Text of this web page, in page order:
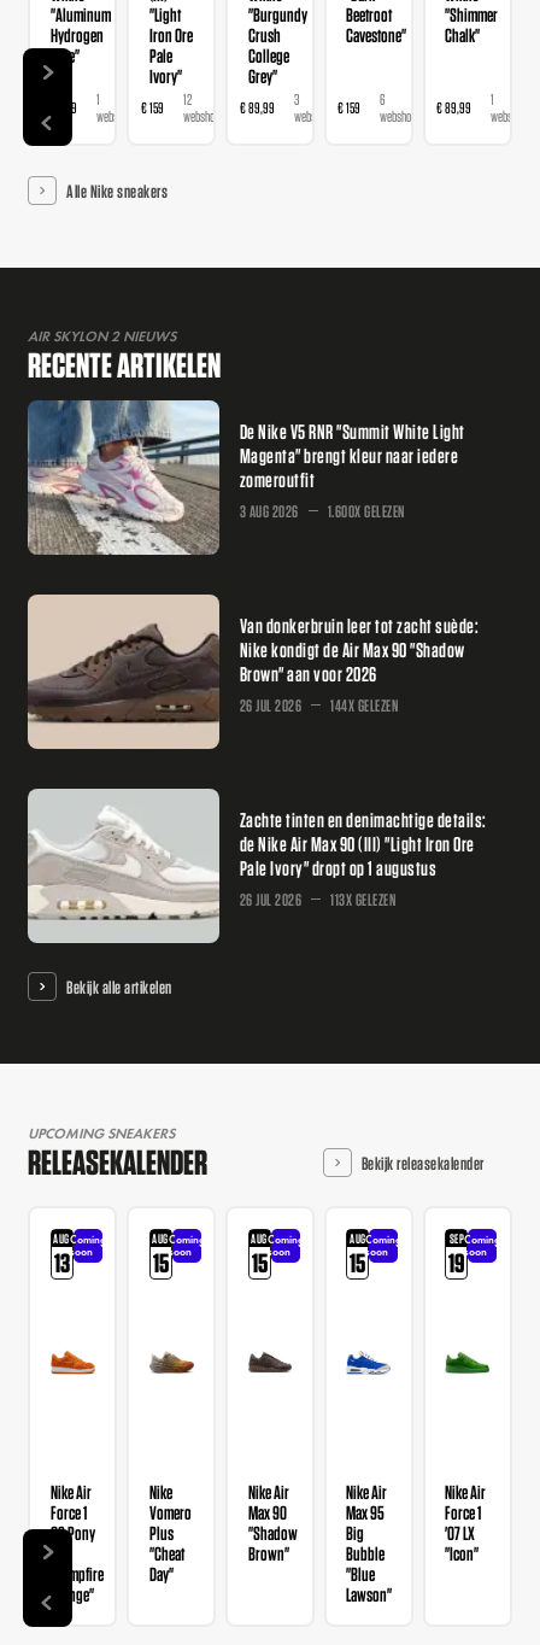
"Aluminum
Hydrogen
Blue"
€ 89,99
1
webshop
"Light
Iron Ore
Pale
Ivory"
€ 159
12
webshops
"Burgundy
Crush
College
Grey"
€ 89,99
3
webshops
Beetroot
Cavestone"
€ 159
6
webshops
"Shimmer
Chalk"
€ 89,99
1
webshop
Alle Nike sneakers
AIR SKYLON 2 NIEUWS
RECENTE ARTIKELEN
De Nike V5 RNR "Summit White Light
Magenta" brengt kleur naar iedere
zomeroutfit
3 AUG 2026 1.600X GELEZEN
Van donkerbruin leer tot zacht suède:
Nike kondigt de Air Max 90 "Shadow
Brown" aan voor 2026
26 JUL 2026 144X GELEZEN
Zachte tinten en denimachtige details:
de Nike Air Max 90 (III) "Light Iron Ore
Pale Ivory" dropt op 1 augustus
26 JUL 2026 113X GELEZEN
Bekijk alle artikelen
UPCOMING SNEAKERS
RELEASEKALENDER Bekijk releasekalender
AUG
13
Coming
soon
Nike Air
Force 1
QS Pony
Hair
"Campfire
Orange"
AUG
15
Coming
soon
Nike
Vomero
Plus
"Cheat
Day"
AUG
15
Coming
soon
Nike Air
Max 90
"Shadow
Brown"
AUG
15
Coming
soon
Nike Air
Max 95
Big
Bubble
"Blue
Lawson"
SEP
19
Coming
soon
Nike Air
Force 1
'07 LX
"Icon"